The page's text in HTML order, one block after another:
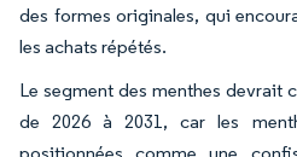
des formes originales, qui
les achats répétés.
Le segment des menthes devrait
de 2026 à 2031, car les